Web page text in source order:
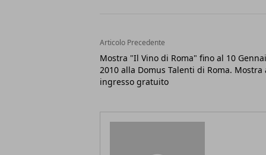
Articolo Precedente
Mostra "Il Vino di Roma" fino al 10
2010 alla Domus Talenti di Roma. Mostra
ingresso gratuito